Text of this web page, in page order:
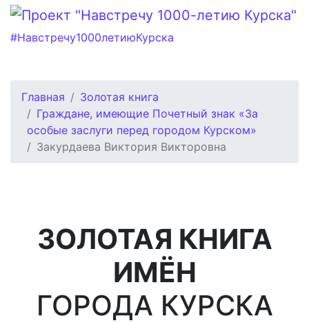
#Навстречу1000летиюКурска
Главная
Золотая книга
Граждане, имеющие Почетный знак «За
особые заслуги перед городом Курском»
Закурдаева Виктория Викторовна
ЗОЛОТАЯ КНИГА
ИМЁН
ГОРОДА КУРСКА